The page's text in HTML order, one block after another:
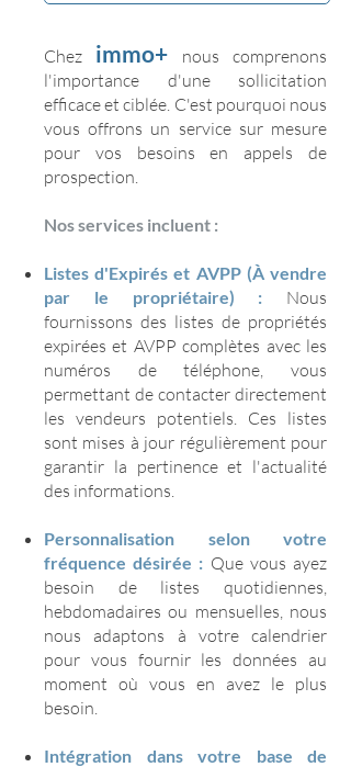
Chez immo+ nous comprenons
l'importance d'une sollicitation
efficace et ciblée. C'est pourquoi nous
vous offrons un service sur mesure
pour vos besoins en appels de
prospection.
Nos services incluent :
Listes d'Expirés et AVPP (À vendre
par le propriétaire) : Nous
fournissons des listes de propriétés
expirées et AVPP complètes avec les
numéros de téléphone, vous
permettant de contacter directement
les vendeurs potentiels. Ces listes
sont mises à jour régulièrement pour
garantir la pertinence et l'actualité
des informations.
Personnalisation selon votre
fréquence désirée : Que vous ayez
besoin de listes quotidiennes,
hebdomadaires ou mensuelles, nous
nous adaptons à votre calendrier
pour vous fournir les données au
moment où vous en avez le plus
besoin.
Intégration dans votre base de